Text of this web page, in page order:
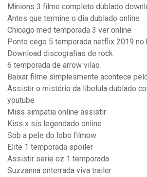
Minions 3 filme completo dublado
Antes que termine o dia dublado online
Chicago med temporada 3 ver online
Ponto cego 5 temporada netflix 2019 no
Download discografias de rock
6 temporada de arrow vilao
Baixar filme simplesmente acontece
Assistir o mistério da libelula dublado
youtube
Miss simpatia online assistir
Kiss x sis legendado online
Sob a pele do lobo filmow
Elite 1 temporada spoiler
Assistir serie oz 1 temporada
Suzzanna enterrada viva trailer